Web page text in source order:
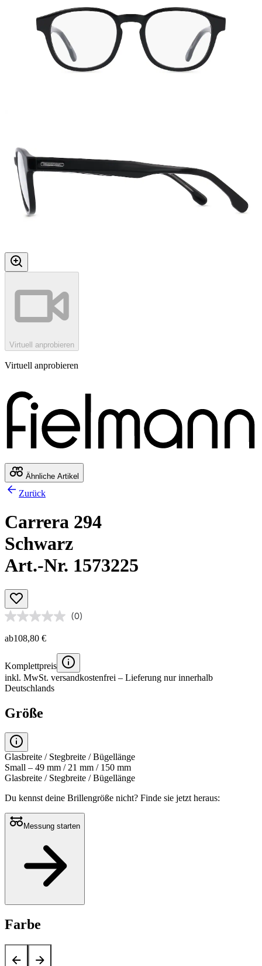
Virtuell anprobieren
Virtuell anprobieren
Ähnliche Artikel
Zurück
Carrera 294
Schwarz
Art.-Nr. 1573225
(0)
ab108,80 €
Komplettpreis
inkl. MwSt. versandkostenfrei – Lieferung nur innerhalb
Deutschlands
Größe
Glasbreite / Stegbreite / Bügellänge
Small – 49 mm / 21 mm / 150 mm
Glasbreite / Stegbreite / Bügellänge
Du kennst deine Brillengröße nicht? Finde sie jetzt heraus:
Messung starten
Farbe